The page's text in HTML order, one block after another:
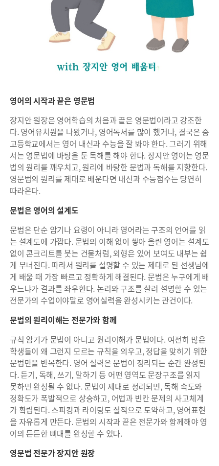
영어의 시작과 끝은 영문법
장지안 원장은 영어학습의 처음과 끝은 영문법이라고 강조한
다. 영어유치원을 나왔거나, 영어독서를 많이 했거나, 결국은 중
고등학교에서는 영어 내신과 수능을 잘 봐야 한다. 그러기 위해
서는 영문법에 바탕을 둔 독해를 해야 한다. 장지안 영어는 영문
법의 원리를 깨우치고, 원리에 바탕한 문법과 독해를 지향한다.
영문법의 원리를 제대로 배운다면 내신과 수능점수는 당연히
따라온다.
문법은 영어의 설계도
문법은 단순 암기나 요령이 아니라 영어라는 구조의 언어를 읽
는 설계도에 가깝다. 문법의 이해 없이 쌓아 올린 영어는 설계도
없이 콘크리트를 붓는 건물처럼, 외형은 있어 보여도 내부는 쉽
게 무너진다. 따라서 원리를 설명할 수 있는 제대로 된 선생님에
게 배울 때 가장 빠르고 정확하게 해결된다. 문법은 누구에게 배
우느냐가 결과를 좌우한다. 논리와 구조를 살려 설명할 수 있는
전문가의 수업이야말로 영어실력을 완성시키는 관건이다.
문법의 원리이해는 전문가와 함께
규칙 암기가 문법이 아니고 원리이해가 문법이다. 여전히 많은
학생들이 왜 그런지 모르는 규칙을 외우고, 정답을 맞히기 위한
문법만을 반복한다. 영어 실력은 문법이 정리되는 순간 완성된
다. 듣기, 독해, 쓰기, 말하기 등 어떤 영역도 문장구조를 읽지
못하면 완성될 수 없다. 문법이 제대로 정리되면, 독해 속도와
정확도가 폭발적으로 상승하고, 어법과 빈칸 문제의 사고체계
가 확립된다. 스피킹과 라이팅도 질적으로 도약하고, 영어표현
을 자유롭게 만든다. 문법의 시작과 끝은 전문가와 함께해야 영
어의 튼튼한 뼈대를 완성할 수 있다.
영문법 전문가 장지안 원장